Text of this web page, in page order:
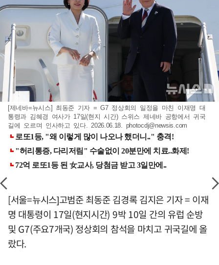
[제네바=뉴시스] 최동준 기자 = G7 정상회의 일정을 마친 이재명 대
통령과 김혜경 여사가 17일(현지 시간) 스위스 제네바 공항에서 귀국
길에 오르며 인사하고 있다. 2026.06.18. photocdj@newsis.com
[서울=뉴시스]고범준 최동준 김경록 김지은 기자 = 이재
명 대통령이 17일(현지시간) 9박 10일 간의 유럽 순방
및 G7(주요7개국) 정상회의 참석을 마치고 귀국길에 올
랐다.